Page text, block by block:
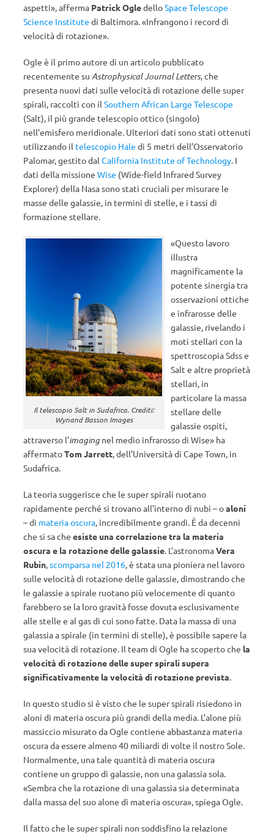
aspetti», afferma Patrick OgledelloSpace Telescope
Science Institute di Baltimora. «Infrangono i record di
velocità di rotazione».
Ogle è il primo autore di un articolo pubblicato
recentemente su Astrophysical Journal Letters, che
presenta nuovi dati sulle velocità di rotazione delle super
spirali, raccolti con il Southern African Large Telescope
(Salt), il più grande telescopio ottico (singolo)
nell’emisfero meridionale. Ulteriori dati sono stati ottenuti
utilizzando il telescopio Hale di 5 metri dell’Osservatorio
Palomar, gestito dal California Institute of Technology. I
dati della missione Wise (Wide-field Infrared Survey
Explorer) della Nasa sono stati cruciali per misurare le
masse delle galassie, in termini di stelle, e i tassi di
formazione stellare.
Il telescopio Salt in Sudafrica. Crediti:
Wynand Basson Images
«Questo lavoro
illustra
magnificamente la
potente sinergia tra
osservazioni ottiche
e infrarosse delle
galassie, rivelando i
moti stellari con la
spettroscopia Sdss e
Salt e altre proprietà
stellari, in
particolare la massa
stellare delle
galassie ospiti,
attraverso l’imagingnel medio infrarosso di Wise» ha
affermatoTom Jarrett, dell’Università di Cape Town, in
Sudafrica.
La teoria suggerisce che le super spirali ruotano
rapidamente perché si trovano all’interno di nubi – oaloni
– di materia oscura, incredibilmente grandi. È da decenni
che si sa che esiste una correlazione tra la materia
oscura e la rotazione delle galassie. L’astronomaVera
Rubin,scomparsa nel 2016, è stata una pioniera nel lavoro
sulle velocità di rotazione delle galassie, dimostrando che
le galassie a spirale ruotano più velocemente di quanto
farebbero se la loro gravità fosse dovuta esclusivamente
alle stelle e al gas di cui sono fatte. Data la massa di una
galassia a spirale (in termini di stelle), è possibile sapere la
sua velocità di rotazione. Il team di Ogle ha scoperto che la
velocità di rotazione delle super spirali supera
significativamente la velocità di rotazione prevista.
In questo studio si è visto che le super spirali risiedono in
aloni di materia oscura più grandi della media. L’alone più
massiccio misurato da Ogle contiene abbastanza materia
oscura da essere almeno 40 miliardi di volte il nostro Sole.
Normalmente, una tale quantità di materia oscura
contiene un gruppo di galassie, non una galassia sola.
«Sembra che la rotazione di una galassia sia determinata
dalla massa del suo alone di materia oscura», spiega Ogle.
Il fatto che le super spirali non soddisfino la relazione